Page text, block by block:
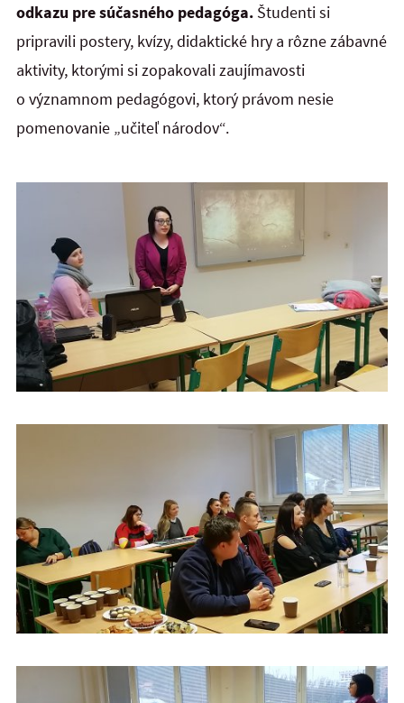
odkazu pre súčasného pedagóga. Študenti si
pripravili postery, kvízy, didaktické hry a rôzne zábavné
aktivity, ktorými si zopakovali zaujímavosti
o významnom pedagógovi, ktorý právom nesie
pomenovanie „učiteľ národov“.